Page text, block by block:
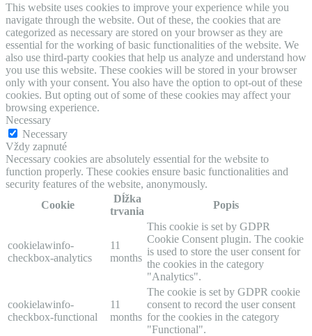
This website uses cookies to improve your experience while you
navigate through the website. Out of these, the cookies that are
categorized as necessary are stored on your browser as they are
essential for the working of basic functionalities of the website. We
also use third-party cookies that help us analyze and understand how
you use this website. These cookies will be stored in your browser
only with your consent. You also have the option to opt-out of these
cookies. But opting out of some of these cookies may affect your
browsing experience.
Necessary
Necessary
Vždy zapnuté
Necessary cookies are absolutely essential for the website to
function properly. These cookies ensure basic functionalities and
security features of the website, anonymously.
Cookie
Dĺžka
trvania
Popis
cookielawinfo-
checkbox-analytics
11
months
This cookie is set by GDPR
Cookie Consent plugin. The cookie
is used to store the user consent for
the cookies in the category
"Analytics".
cookielawinfo-
checkbox-functional
11
months
The cookie is set by GDPR cookie
consent to record the user consent
for the cookies in the category
"Functional".